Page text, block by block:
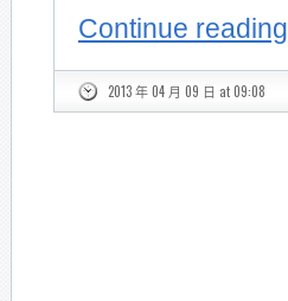
Continue reading
2013 年 04 月 09 日 at 09:08